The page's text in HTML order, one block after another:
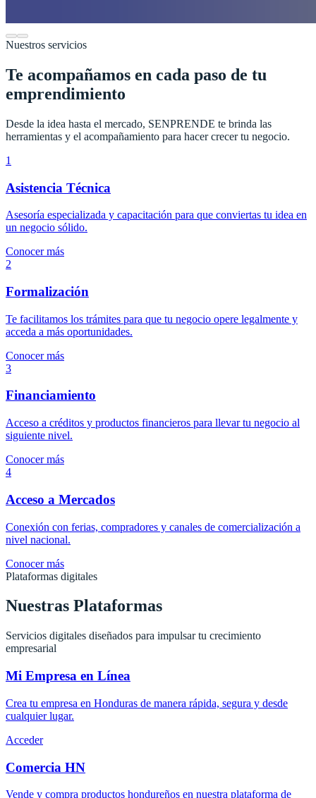
Nuestros servicios
Te acompañamos en cada paso de tu
emprendimiento
Desde la idea hasta el mercado, SENPRENDE te brinda las
herramientas y el acompañamiento para hacer crecer tu negocio.
1
Asistencia Técnica
Asesoría especializada y capacitación para que conviertas tu idea en
un negocio sólido.
Conocer más
2
Formalización
Te facilitamos los trámites para que tu negocio opere legalmente y
acceda a más oportunidades.
Conocer más
3
Financiamiento
Acceso a créditos y productos financieros para llevar tu negocio al
siguiente nivel.
Conocer más
4
Acceso a Mercados
Conexión con ferias, compradores y canales de comercialización a
nivel nacional.
Conocer más
Plataformas digitales
Nuestras Plataformas
Servicios digitales diseñados para impulsar tu crecimiento
empresarial
Mi Empresa en Línea
Crea tu empresa en Honduras de manera rápida, segura y desde
cualquier lugar.
Acceder
Comercia HN
Vende y compra productos hondureños en nuestra plataforma de